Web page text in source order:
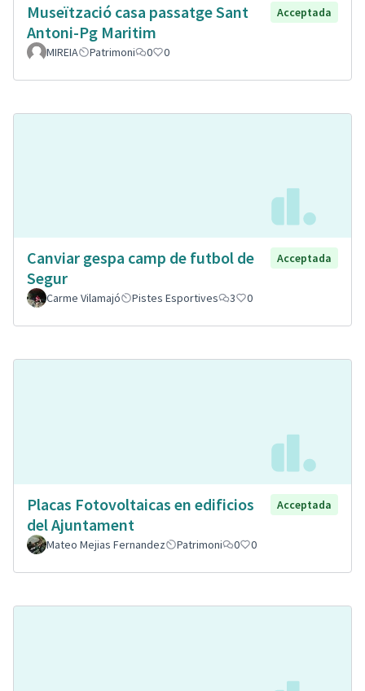
Museïtzació casa passatge Sant
Antoni-Pg Maritim
Acceptada
MIREIA Patrimoni 0 0
Canviar gespa camp de futbol de
Segur
Acceptada
Carme Vilamajó Pistes Esportives 3 0
Placas Fotovoltaicas en edificios
del Ajuntament
Acceptada
Mateo Mejias Fernandez Patrimoni 0 0